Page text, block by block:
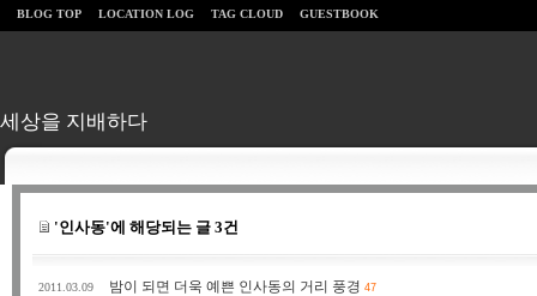
세상을 지배하다
BLOG TOP LOCATION LOG TAG CLOUD GUESTBOOK
'인사동'에 해당되는 글 3건
2011.03.09 밤이 되면 더욱 예쁜 인사동의 거리 풍경 47